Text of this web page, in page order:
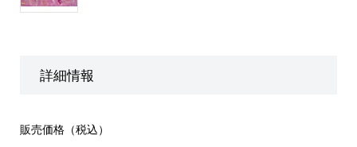
詳細情報
販売価格（税込）